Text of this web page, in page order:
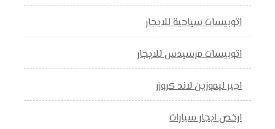
اتوبيسات سياحية للايجار
اتوبيسات مرسيدس للايجار
اجير ليموزين لاند كروزر
ارخص ايجار سيارات